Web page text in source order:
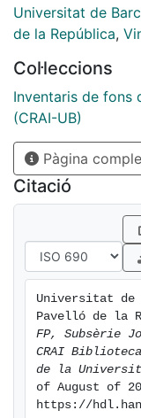
Universitat de
de la República,
Col·leccions
Inventaris de fons
(CRAI-UB)
Pàgina
Citació
Universitat de
Pavelló de la
FP, Subsèrie
CRAI
de la
of August of
https://